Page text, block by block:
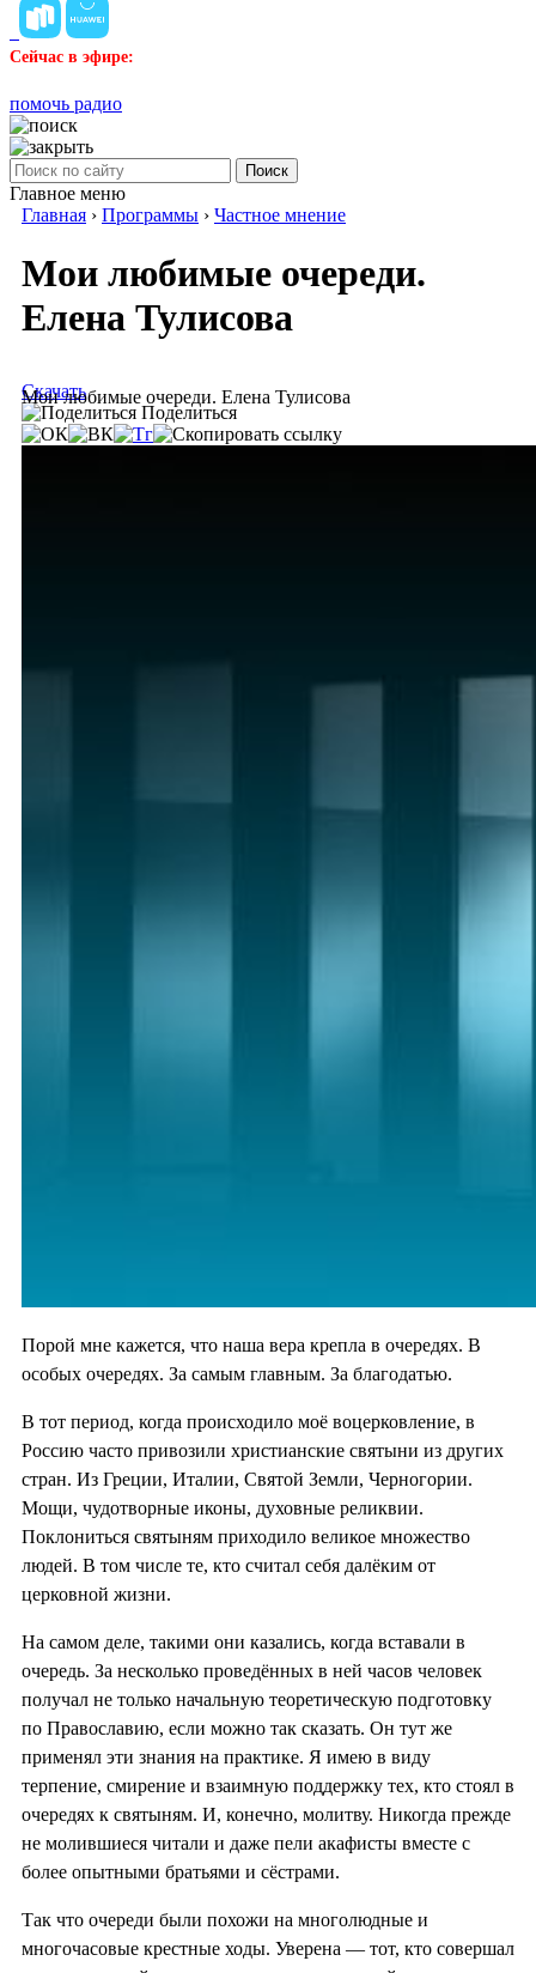
Сейчас в эфире:
помочь радио
Поиск
Главное меню
Главная › Программы › Частное мнение
Мои любимые очереди.
Елена Тулисова
Мои любимые очереди. Елена Тулисова
Скачать
Поделиться
Порой мне кажется, что наша вера крепла в очередях. В
особых очередях. За самым главным. За благодатью.
В тот период, когда происходило моё воцерковление, в
Россию часто привозили христианские святыни из других
стран. Из Греции, Италии, Святой Земли, Черногории.
Мощи, чудотворные иконы, духовные реликвии.
Поклониться святыням приходило великое множество
людей. В том числе те, кто считал себя далёким от
церковной жизни.
На самом деле, такими они казались, когда вставали в
очередь. За несколько проведённых в ней часов человек
получал не только начальную теоретическую подготовку
по Православию, если можно так сказать. Он тут же
применял эти знания на практике. Я имею в виду
терпение, смирение и взаимную поддержку тех, кто стоял в
очередях к святыням. И, конечно, молитву. Никогда прежде
не молившиеся читали и даже пели акафисты вместе с
более опытными братьями и сёстрами.
Так что очереди были похожи на многолюдные и
многочасовые крестные ходы. Уверена — тот, кто совершал